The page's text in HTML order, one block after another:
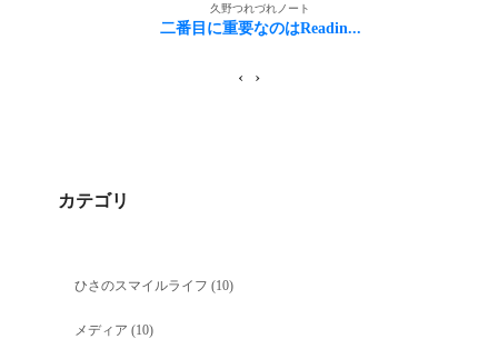
久野つれづれノート
二番目に重要なのはReadin...
‹ ›
カテゴリ
ひさのスマイルライフ (10)
メディア (10)